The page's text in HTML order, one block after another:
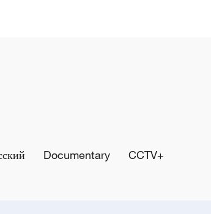
Documentary CCTV+